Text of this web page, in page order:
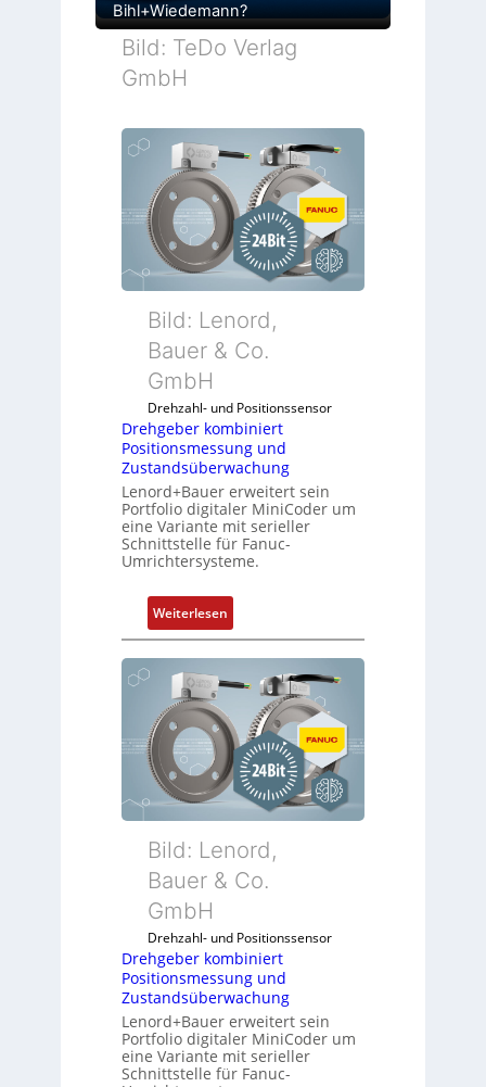
Bihl+Wiedemann?
Bild: TeDo Verlag
GmbH
Bild: Lenord,
Bauer & Co.
GmbH
Drehzahl- und Positionssensor
Drehgeber kombiniert
Positionsmessung und
Zustandsüberwachung
Lenord+Bauer erweitert sein
Portfolio digitaler MiniCoder um
eine Variante mit serieller
Schnittstelle für Fanuc-
Umrichtersysteme.
Weiterlesen:
D
r
e
g
e
b
e
r
o
m
n
i
e
r
t
P
Bild: Lenord,
Bauer & Co.
GmbH
Drehzahl- und Positionssensor
Drehgeber kombiniert
Positionsmessung und
Zustandsüberwachung
Lenord+Bauer erweitert sein
Portfolio digitaler MiniCoder um
eine Variante mit serieller
Schnittstelle für Fanuc-